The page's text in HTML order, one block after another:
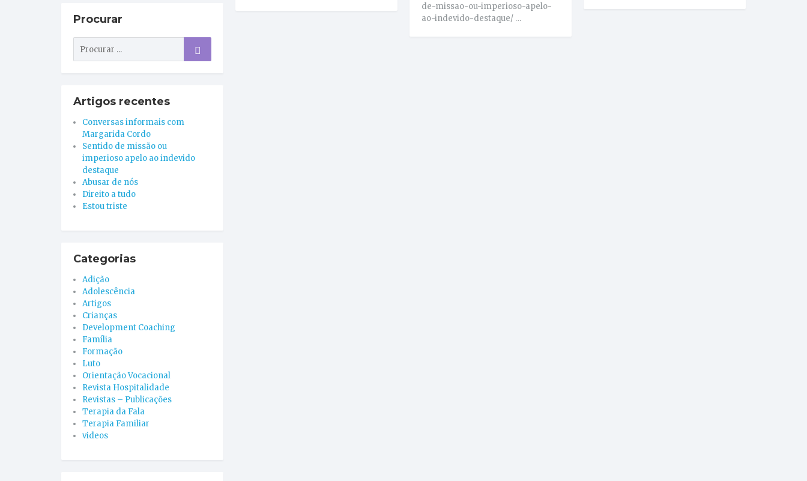
de-missao-ou-imperioso-apelo-
ao-indevido-destaque/ …
Procurar
Artigos recentes
Conversas informais com
Margarida Cordo
Sentido de missão ou
imperioso apelo ao indevido
destaque
Abusar de nós
Direito a tudo
Estou triste
Categorias
Adição
Adolescência
Artigos
Crianças
Development Coaching
Família
Formação
Luto
Orientação Vocacional
Revista Hospitalidade
Revistas – Publicações
Terapia da Fala
Terapia Familiar
videos